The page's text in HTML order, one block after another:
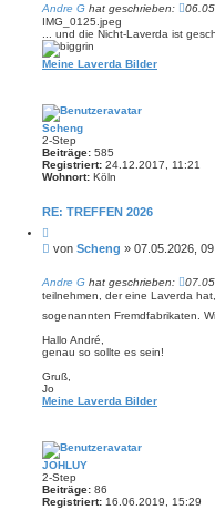
r
e
n
t
r
a
g
Andre G hat geschrieben:
IMG_0125.jpeg
... und die Nicht-Laverda ist
Meine Laverda Bilder
Scheng
2-Step
Beiträge: 585
Registriert: 24.12.2017, 11:21
Wohnort: Köln
RE: TREFFEN 2026
i
t
e
e
n
B
t
g
von Scheng » 07.05.2026,
Andre G hat geschrieben:
teilnehmen, der eine Laverda
sogenannten Fremdfabrikaten.
Hallo André,
genau so sollte es sein!
Gruß,
Jo
Meine Laverda Bilder
JOHLUY
2-Step
Beiträge: 86
Registriert: 16.06.2019, 15:29